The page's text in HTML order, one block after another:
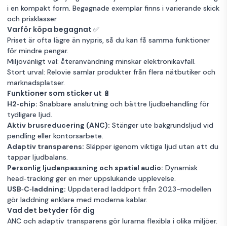
i en kompakt form. Begagnade exemplar finns i varierande skick
och prisklasser.
Varför köpa begagnat ✅
Priset är ofta lägre än nypris, så du kan få samma funktioner
för mindre pengar.
Miljövänligt val: återanvändning minskar elektronikavfall.
Stort urval: Relovie samlar produkter från flera nätbutiker och
marknadsplatser.
Funktioner som sticker ut 🔋
H2‑chip: Snabbare anslutning och bättre ljudbehandling för
tydligare ljud.
Aktiv brusreducering (ANC): Stänger ute bakgrundsljud vid
pendling eller kontorsarbete.
Adaptiv transparens: Släpper igenom viktiga ljud utan att du
tappar ljudbalans.
Personlig ljudanpassning och spatial audio: Dynamisk
head‑tracking ger en mer uppslukande upplevelse.
USB‑C‑laddning: Uppdaterad laddport från 2023-modellen
gör laddning enklare med moderna kablar.
Vad det betyder för dig
ANC och adaptiv transparens gör lurarna flexibla i olika miljöer.